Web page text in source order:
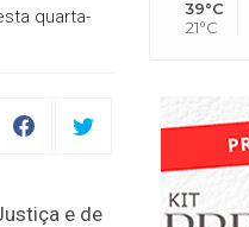
quarta-
e de
39°C
21°C